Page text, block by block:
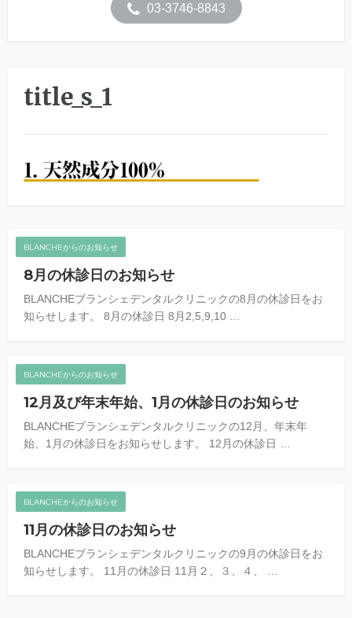
03-3746-8843
title_s_1
BLANCHEからのお知らせ
8月の休診日のお知らせ
BLANCHEブランシェデンタルクリニックの8月の休診日をお
知らせします。 8月の休診日 8月2,5,9,10 …
BLANCHEからのお知らせ
12月及び年末年始、1月の休診日のお知らせ
BLANCHEブランシェデンタルクリニックの12月、年末年
始、1月の休診日をお知らせします。 12月の休診日 …
BLANCHEからのお知らせ
11月の休診日のお知らせ
BLANCHEブランシェデンタルクリニックの9月の休診日をお
知らせします。 11月の休診日 11月２、３、４、 …